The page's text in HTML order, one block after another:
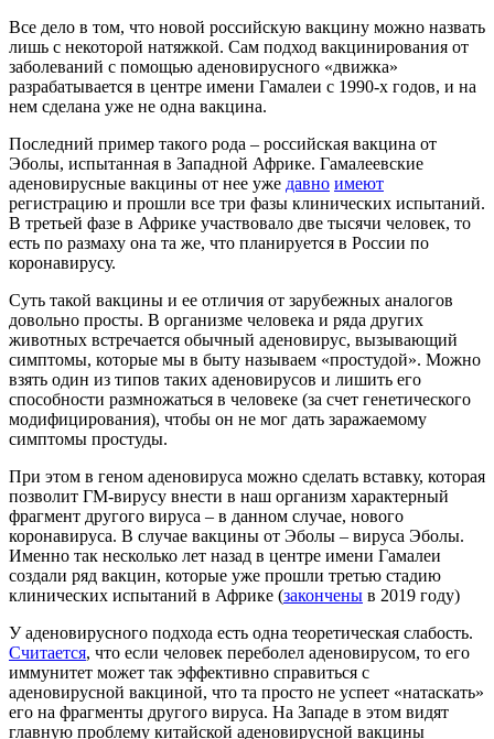
Все дело в том, что новой российскую вакцину можно назвать
лишь с некоторой натяжкой. Сам подход вакцинирования от
заболеваний с помощью аденовирусного «движка»
разрабатывается в центре имени Гамалеи с 1990-х годов, и на
нем сделана уже не одна вакцина.
Последний пример такого рода – российская вакцина от
Эболы, испытанная в Западной Африке. Гамалеевские
аденовирусные вакцины от нее уже давно имеют
регистрацию и прошли все три фазы клинических испытаний.
В третьей фазе в Африке участвовало две тысячи человек, то
есть по размаху она та же, что планируется в России по
коронавирусу.
Суть такой вакцины и ее отличия от зарубежных аналогов
довольно просты. В организме человека и ряда других
животных встречается обычный аденовирус, вызывающий
симптомы, которые мы в быту называем «простудой». Можно
взять один из типов таких аденовирусов и лишить его
способности размножаться в человеке (за счет генетического
модифицирования), чтобы он не мог дать заражаемому
симптомы простуды.
При этом в геном аденовируса можно сделать вставку, которая
позволит ГМ-вирусу внести в наш организм характерный
фрагмент другого вируса – в данном случае, нового
коронавируса. В случае вакцины от Эболы – вируса Эболы.
Именно так несколько лет назад в центре имени Гамалеи
создали ряд вакцин, которые уже прошли третью стадию
клинических испытаний в Африке (закончены в 2019 году)
У аденовирусного подхода есть одна теоретическая слабость.
Считается, что если человек переболел аденовирусом, то его
иммунитет может так эффективно справиться с
аденовирусной вакциной, что та просто не успеет «натаскать»
его на фрагменты другого вируса. На Западе в этом видят
главную проблему китайской аденовирусной вакцины